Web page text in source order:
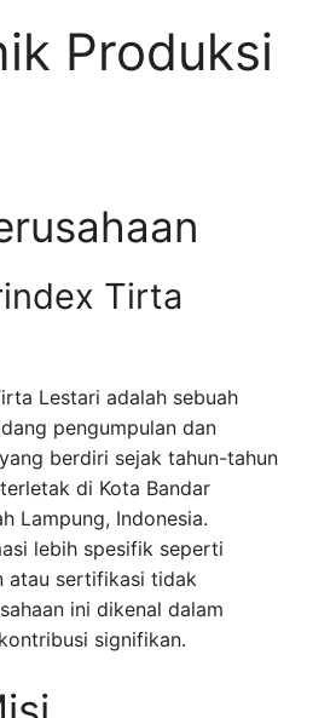
Produksi
Tirta
Lestari adalah sebuah
pengumpulan dan
berdiri sejak tahun-tahun
di Kota Bandar
Lampung, Indonesia.
lebih spesifik seperti
atau sertifikasi tidak
ini dikenal dalam
signifikan.